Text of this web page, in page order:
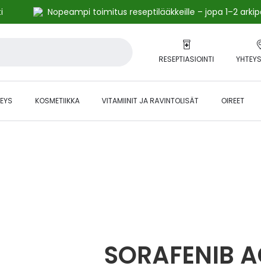
Nopeampi toimitus reseptilääkkeille – jopa 1–2
RESEPTIASIOINTI
KOSMETIIKKA VITAMIINIT JA RAVINTOLISÄT OIREET
SORAFENIB